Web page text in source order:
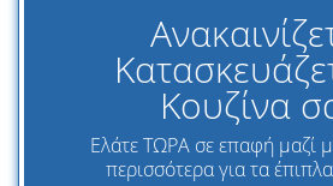
Κουζίνα
Ελάτε ΤΩΡΑ σε επαφή μαζί
περισσότερα για τα